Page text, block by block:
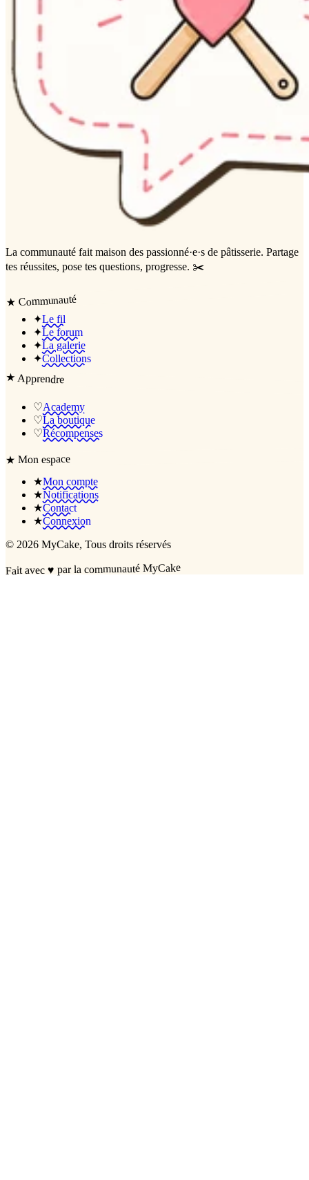
La communauté fait maison des passionné·e·s de pâtisserie. Partage
tes réussites, pose tes questions, progresse. ✂️
★ Communauté
✦Le fil
✦Le forum
✦La galerie
✦Collections
★Apprendre
♡Academy
♡La boutique
♡Récompenses
★Mon espace
★Mon compte
★Notifications
★Contact
★Connexion
© 2026 MyCake, Tous droits réservés
Fait avec♥ par la communauté MyCake